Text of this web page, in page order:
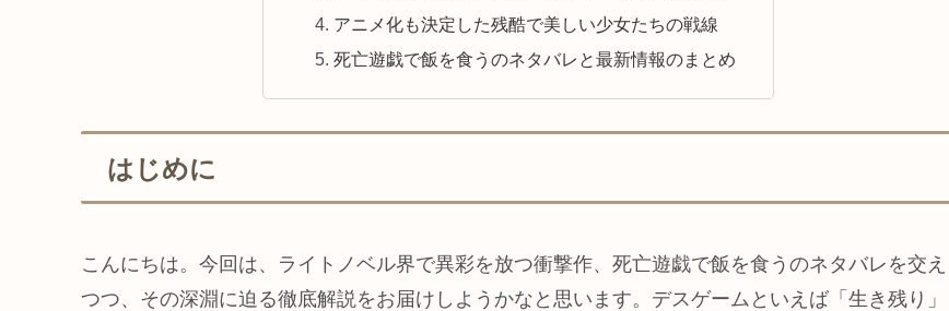
アニメ化も決定した残酷で美しい少女たちの戦線
死亡遊戯で飯を食うのネタバレと最新情報のまとめ
はじめに
こんにちは。今回は、ライトノベル界で異彩を放つ衝撃作、死亡遊戯で飯を食うのネタバレを交え
つつ、その深淵に迫る徹底解説をお届けしようかなと思います。デスゲームといえば「生き残り」